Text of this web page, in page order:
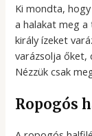
Ki mondta,
a halakat meg
király ízeket
varázsolja őket,
Nézzük csak
Ropogós